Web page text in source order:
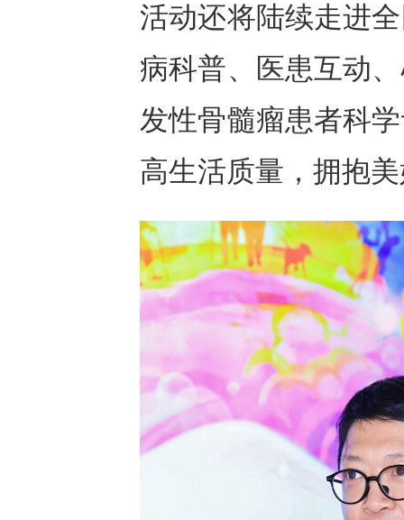
活动还将陆续走进
病科普、医患互动
发性骨髓瘤患者科
高生活质量，拥抱